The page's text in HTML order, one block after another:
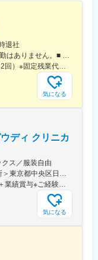
スマナーやPCスキル
いない方も安心してご
トその後も定期的なフ
研修、階層別研修など
せする予定です。
おり、社員自身が業務
を決めることができま
位で取得できる有給休
子供が3歳になるまで取
退社
大阪本社／大阪府吹田市垂水町1-40-2※転勤はありません。■ アクセス阪急電鉄千里線「豊津駅」より徒歩9分大阪メトロ御堂筋線「江坂駅」より徒歩12分※受動喫煙対策実施
月給24万円～（固定残業代含む）+賞与（2回）※固定残業代は、時間外労働の有無に関わらず25時間・月3万8600円～支給上記を超える時間外労働分は追加で支給※年齢・経験・保有資格を考慮のうえ決定します
気になる
ディ クリニカ
ス／服装自由
【中央区日本橋・本社／転勤なし】＜住所＞東京都中央区日本橋本町4-8-15 ネオカワイビル10F＜アクセス＞・JR「新日本橋駅」から徒歩1分、「神田駅」から徒歩8分・東京メトロ「三越前駅」から徒歩5分、「小伝馬町駅」から徒歩5分※受動喫煙対策あり（屋内全面禁煙）
月給35万円～63万円（固定残業代含む）＋業績賞与※ご経験・スキルを考慮の上決定いたします※固定残業代は、時間外労働の有無にかかわらず月35時間分を、月8万3400円～15万円支給。（35時間を超える時間外労働分は追加で支給）
気になる